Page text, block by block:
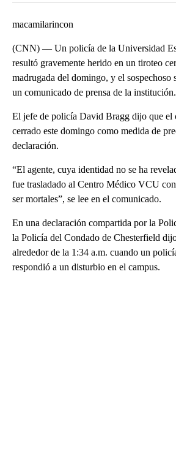
macamilarincon
(CNN) –– Un policía de la Universidad
resultó gravemente herido en un tiroteo
madrugada del domingo, y el sospechoso
un comunicado de prensa de la institución.
El jefe de policía David Bragg dijo que el
cerrado este domingo como medida de
declaración.
“El agente, cuya identidad no se ha
fue trasladado al Centro Médico VCU
ser mortales”, se lee en el comunicado.
En una declaración compartida por la
la Policía del Condado de Chesterfield
alrededor de la 1:34 a.m. cuando un
respondió a un disturbio en el campus.